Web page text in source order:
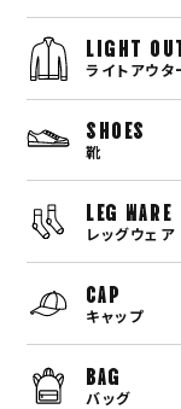
LIGHT
ライトアウタ
SHOES
靴
LEG WARE
レッグウェア
CAP
キャップ
BAG
バッグ